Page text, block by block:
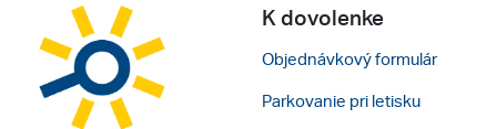
K dovolenke
Objednávkový formulár
Parkovanie pri letisku